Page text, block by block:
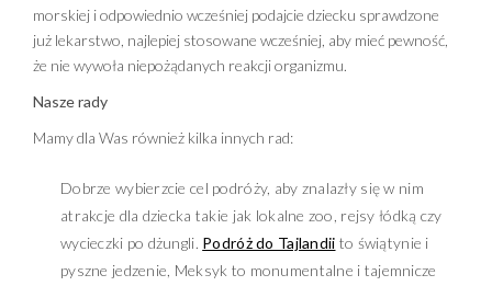
morskiej i odpowiednio wcześniej podajcie dziecku sprawdzone
już lekarstwo, najlepiej stosowane wcześniej, aby mieć pewność,
że nie wywoła niepożądanych reakcji organizmu.
Nasze rady
Mamy dla Was również kilka innych rad:
Dobrze wybierzcie cel podróży, aby znalazły się w nim
atrakcje dla dziecka takie jak lokalne zoo, rejsy łódką czy
wycieczki po dżungli. Podróż do Tajlandii to świątynie i
pyszne jedzenie, Meksyk to monumentalne i tajemnicze